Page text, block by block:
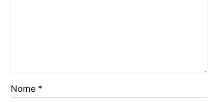
Nome *